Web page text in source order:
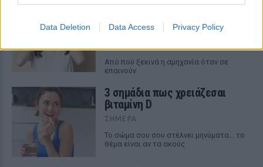
Data Deletion Data Access Privacy Policy
Γιατί τα κομπλιμέντα σε
φέρνουν σε δύσκολη θέση (και
τι λέει η ψυχολογία)
Από πού ξεκινά η αμηχανία όταν σε
επαινούν
3 σημάδια πως χρειάζεσαι
βιταμίνη D
ΣΉΜΕΡΑ
Το σώμα σου σου στέλνει μηνύματα… το
θέμα είναι αν τα ακούς